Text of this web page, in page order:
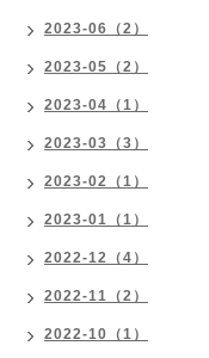
2023-06（2）
2023-05（2）
2023-04（1）
2023-03（3）
2023-02（1）
2023-01（1）
2022-12（4）
2022-11（2）
2022-10（1）